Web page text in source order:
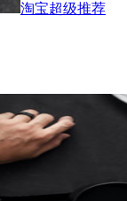
淘宝超级推荐